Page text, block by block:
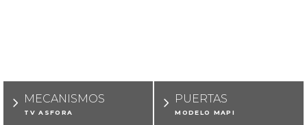
MECANISMOS
TV ASFORA
PUERTAS
MODELO MAPI